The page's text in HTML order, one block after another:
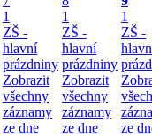
1
ZŠ -
hlavní
prázdniny
Zobrazit
všechny
záznamy
ze dne
1
ZŠ -
hlavní
prázdniny
Zobrazit
všechny
záznamy
ze dne
1
ZŠ -
ze